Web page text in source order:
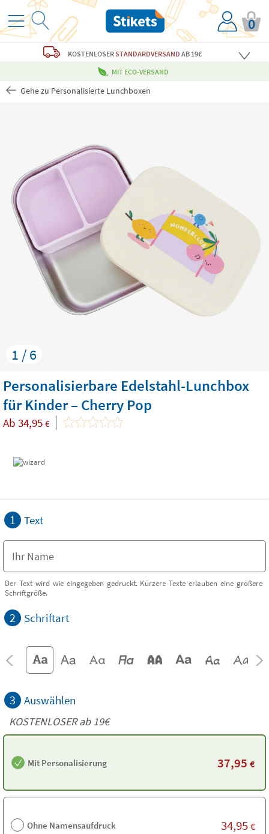
0
KOSTENLOSERSTANDARDVERSAND AB 19€
MIT ECO-VERSAND
Gehe zu Personalisierte Lunchboxen
1 / 6
Personalisierbare Edelstahl-Lunchbox
für Kinder – Cherry Pop
Ab 34,95 €
1 Text
Der Text wird wie eingegeben gedruckt. Kürzere Texte erlauben eine größere
Schriftgröße.
2 Schriftart
3 Auswählen
KOSTENLOSER ab 19€
Mit Personalisierung 37,95 €
Ohne Namensaufdruck 34,95 €